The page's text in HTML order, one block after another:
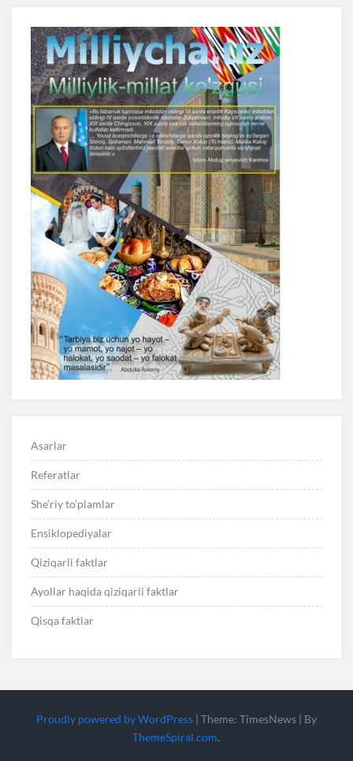
Asarlar
Referatlar
She’riy to’plamlar
Ensiklopediyalar
Qiziqarli faktlar
Ayollar haqida qiziqarli faktlar
Qisqa faktlar
Proudly powered by WordPress | Theme: TimesNews | By
ThemeSpiral.com.